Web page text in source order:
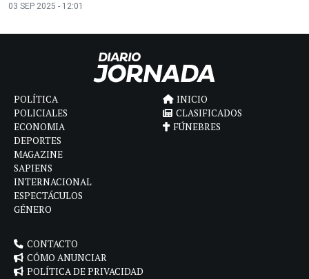
03 SEP 2025 - 12:01
POLÍTICA
POLICIALES
ECONOMIA
DEPORTES
MAGAZINE
SAPIENS
INTERNACIONAL
ESPECTÁCULOS
GÉNERO
INICIO
CLASIFICADOS
FÚNEBRES
CONTACTO
CÓMO ANUNCIAR
POLÍTICA DE PRIVACIDAD